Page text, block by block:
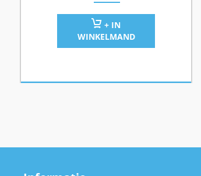
+ IN
WINKELMAND